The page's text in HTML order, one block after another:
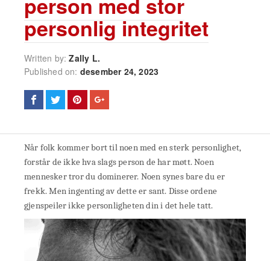
personlig integritet
Written by:Zally L.
Published on: desember 24, 2023
Når folk kommer bort til noen med en sterk personlighet,
forstår de ikke hva slags person de har møtt. Noen
mennesker tror du dominerer. Noen synes bare du er
frekk. Men ingenting av dette er sant. Disse ordene
gjenspeiler ikke personligheten din i det hele tatt.